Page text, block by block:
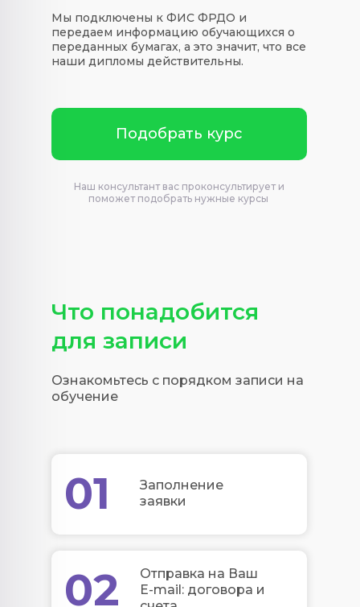
Мы подключены к ФИС ФРДО и
передаем информацию обучающихся о
переданных бумагах, а это значит, что все
наши дипломы действительны.
Наш консультант вас проконсультирует и
поможет подобрать нужные курсы
Подобрать курс
Что понадобится
для записи
Ознакомьтесь с порядком записи на
обучение
01
02
Заполнение
заявки
Отправка на Ваш
E-mail: договора и